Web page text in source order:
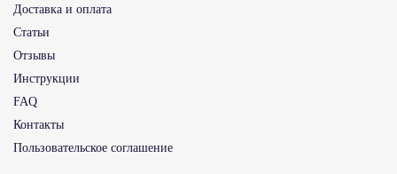
Доставка и оплата
Статьи
Отзывы
Инструкции
FAQ
Контакты
Пользовательское соглашение